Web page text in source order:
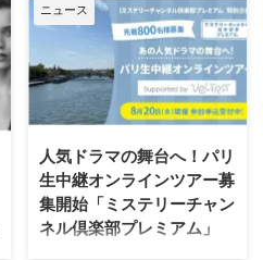
ファイラーとパリ司法警察の捜査
チームが絶妙なタッグを組 …
ードラマの金字塔『ギルモア・ガ
ールズ』を振り返る初の公式ドキ
ュメンタリー映画を制作中である
ことが明らかになった。2000年
から2007年にかけて放送され、
いまなお絶大な人気を誇る本作。
する今作は、HBO Maxにて配信
される予定だ。監督を務めるの
は、ドキュメンタリー映画『ある
アスリートの告発』で高い評価を
ニュース
人気ドラマの舞台へ！パリ
生中継オンラインツアー募
集開始「ミステリーチャン
ネル倶楽部プレミアム」
日本唯一のミステリードラマ専門